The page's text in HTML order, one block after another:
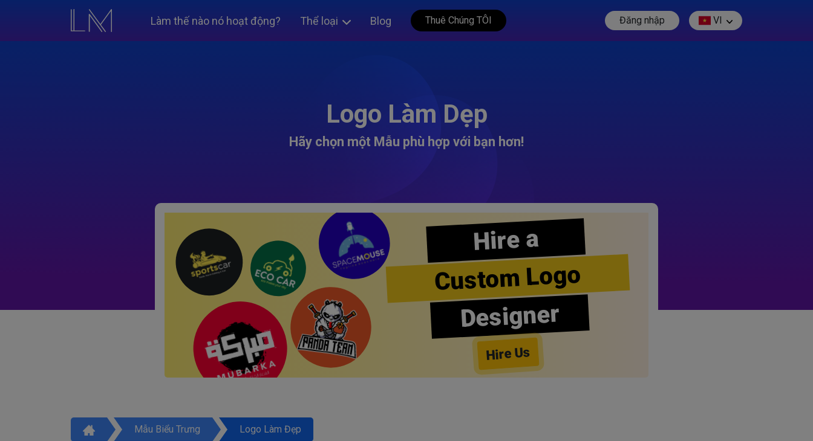
Làm thế nào nó hoạt động? Thể loại Blog Thuê Chúng TÔI Đăng nhập VI
Logo Làm Dẹp
Hãy chọn một Mẫu phù hợp với bạn hơn!
Hire a
Custom Logo
Designer
Hire Us
Mẫu Biểu Trưng Logo Làm Đẹp